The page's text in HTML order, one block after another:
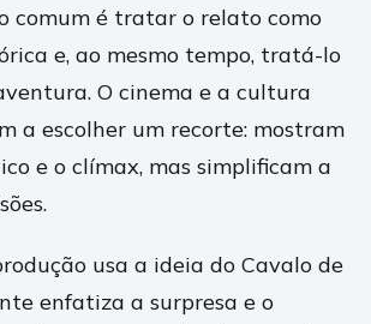
comum é tratar o relato como
e, ao mesmo tempo, tratá-lo
O cinema e a cultura
a escolher um recorte: mostram
e o clímax, mas simplificam a
usa a ideia do Cavalo de
enfatiza a surpresa e o